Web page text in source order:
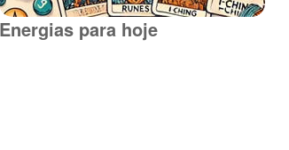
Energias para hoje